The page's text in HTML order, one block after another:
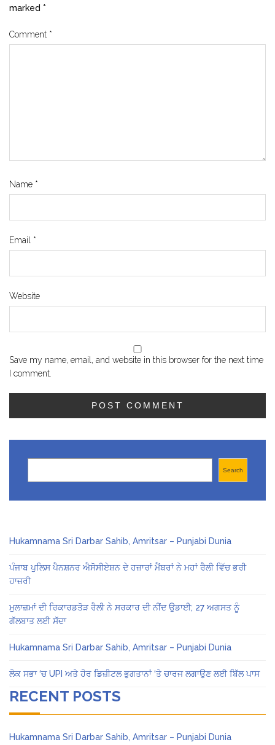
marked *
Comment *
Name *
Email *
Website
Save my name, email, and website in this browser for the next time
I comment.
Search
Hukamnama Sri Darbar Sahib, Amritsar – Punjabi Dunia
ਪੰਜਾਬ ਪੁਲਿਸ ਪੈਨਸ਼ਨਰ ਐਸੋਸੀਏਸ਼ਨ ਦੇ ਹਜ਼ਾਰਾਂ ਮੈਂਬਰਾਂ ਨੇ ਮਹਾਂ ਰੈਲੀ ਵਿੱਚ ਭਰੀ
ਹਾਜ਼ਰੀ
ਮੁਲਾਜ਼ਮਾਂ ਦੀ ਰਿਕਾਰਡਤੋੜ ਰੈਲੀ ਨੇ ਸਰਕਾਰ ਦੀ ਨੀਂਦ ਉਡਾਈ; 27 ਅਗਸਤ ਨੂੰ
ਗੱਲਬਾਤ ਲਈ ਸੱਦਾ
Hukamnama Sri Darbar Sahib, Amritsar – Punjabi Dunia
ਲੋਕ ਸਭਾ ‘ਚ UPI ਅਤੇ ਹੋਰ ਡਿਜ਼ੀਟਲ ਭੁਗਤਾਨਾਂ ‘ਤੇ ਚਾਰਜ ਲਗਾਉਣ ਲਈ ਬਿੱਲ ਪਾਸ
RECENT POSTS
Hukamnama Sri Darbar Sahib, Amritsar – Punjabi Dunia